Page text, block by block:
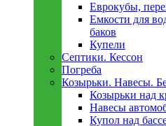
Еврокубы,
Емкости для
баков
Купели
Септики. Кессон
Погреба
Козырьки. Навесы.
Козырьки над
Навесы
Купол над